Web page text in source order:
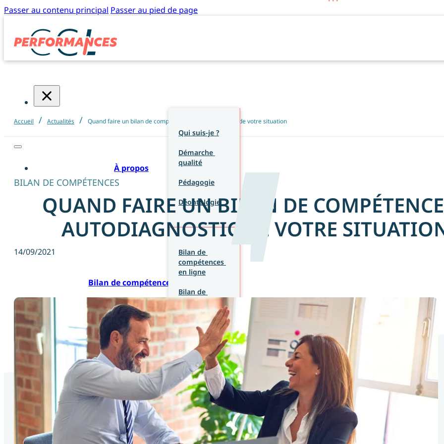
Passer au contenu principal Passer au pied de page
À propos
Qui suis-je ?
Démarche
qualité
Pédagogie
Déontologie
Bilan de compétences
Bilan de
compétences
en ligne
Bilan de
compétences
en présentiel
Coaching professionnel
Coaching
d’entrepreneur
Coaching de
manager
Coaching de
carrière
Accueil / Actualités / Quand faire un bilan de compétences ? Autodiagnostic de votre situation
BILAN DE COMPÉTENCES
QUAND FAIRE UN BILAN DE
AUTODIAGNOSTIC DE VOTRE
14/09/2021